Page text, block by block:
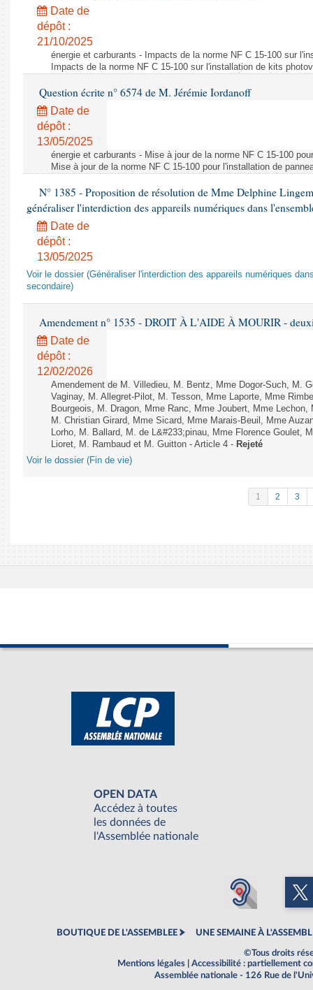
Date de
dépôt :
21/10/2025
énergie et carburants - Impacts de la norme NF C 15-100 sur
Impacts de la norme NF C 15-100 sur l'installation de kits
Question écrite n° 6574 de M. Jérémie Iordanoff
Date de
dépôt :
13/05/2025
énergie et carburants - Mise à jour de la norme NF C 15-100
Mise à jour de la norme NF C 15-100 pour l'installation de
N° 1385 - Proposition de résolution de Mme Delphine
généraliser l'interdiction des appareils numériques dans
Date de
dépôt :
13/05/2025
Voir le dossier (Généraliser l'interdiction des appareils numériques
secondaire)
Amendement n° 1535 - DROIT À L'AIDE À MOURIR -
Date de
dépôt :
12/02/2026
Amendement de M. Villedieu, M. Bentz, Mme Dogor-Such, M.
Vaginay, M. Allegret-Pilot, M. Tesson, Mme Laporte, Mme
Bourgeois, M. Dragon, Mme Ranc, Mme Joubert, Mme
M. Christian Girard, Mme Sicard, Mme Marais-Beuil, Mme
Lorho, M. Ballard, M. de L&#233;pinau, Mme Florence Goulet,
Lioret, M. Rambaud et M. Guitton - Article 4 - Rejeté
Voir le dossier (Fin de vie)
1 2 3
OPEN DATA
Accédez à toutes
les données de
l'Assemblée nationale
BOUTIQUE DE L'ASSEMBLEE UNE SEMAINE À
©Tous droits
Mentions légales
Accessibilité : partiellement
Assemblée nationale - 126 Rue de